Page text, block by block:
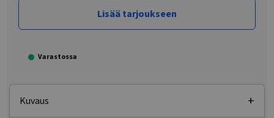
Lisää tarjoukseen
Varastossa
Kuvaus